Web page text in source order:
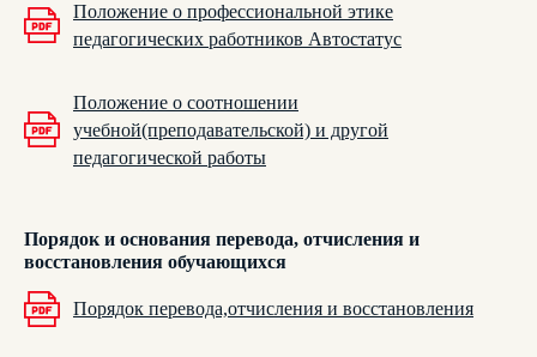
Положение о профессиональной этике
педагогических работников Автостатус
Положение о соотношении
учебной(преподавательской) и другой
педагогической работы
Порядок и основания перевода, отчисления и
восстановления обучающихся
Порядок перевода,отчисления и восстановления
О нас
Акции
Отзывы
Адреса классов
Отправляя свои контактные данные, вы соглашаетесь
с условиями политики конфиденциальности